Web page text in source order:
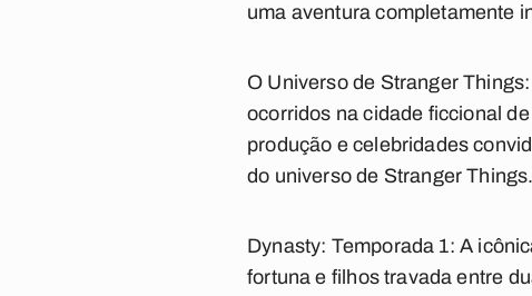
uma aventura completamente
O Universo de Stranger
ocorridos na cidade ficcional
produção e celebridades
do universo de Stranger
Dynasty: Temporada 1: A
fortuna e filhos travada entre